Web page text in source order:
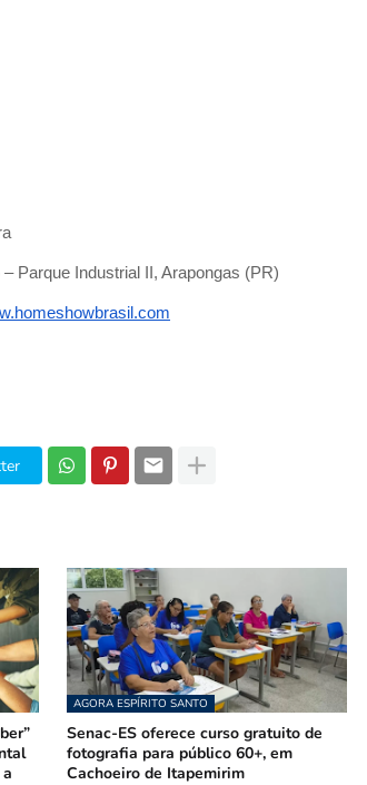
Parque Industrial II, Arapongas (PR)
AGORA ESPÍRITO SANTO
Senac-ES oferece curso gratuito de
fotografia para público 60+, em
Cachoeiro de Itapemirim